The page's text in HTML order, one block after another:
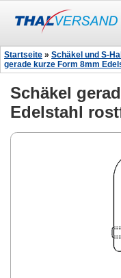
Startseite » Schäkel und S-
gerade kurze Form 8mm
Schäkel
Edelstahl